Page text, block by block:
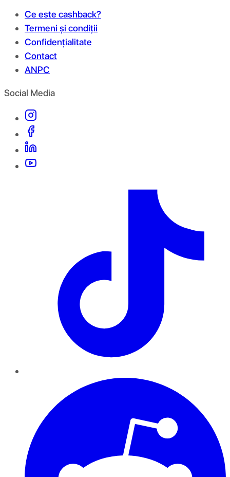
Ce este cashback?
Termeni și condiții
Confidențialitate
Contact
ANPC
Social Media